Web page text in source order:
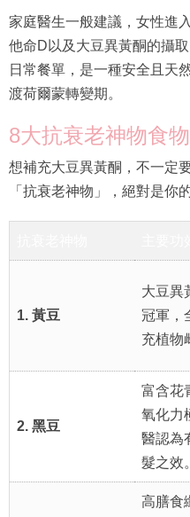
家庭醫生一般建議，女性進
他命D以及大豆異黃酮的攝
日常餐單，是一種安全且天
渡荷爾蒙轉變期。
8大抗衰老神物食
想補充大豆異黃酮，不一定
「抗衰老神物」，絕對是你
1. 黃豆
大豆異
冠軍，
充植物
2. 黑豆
富含花
氧化力
醫認為
髮之效。
高膳食